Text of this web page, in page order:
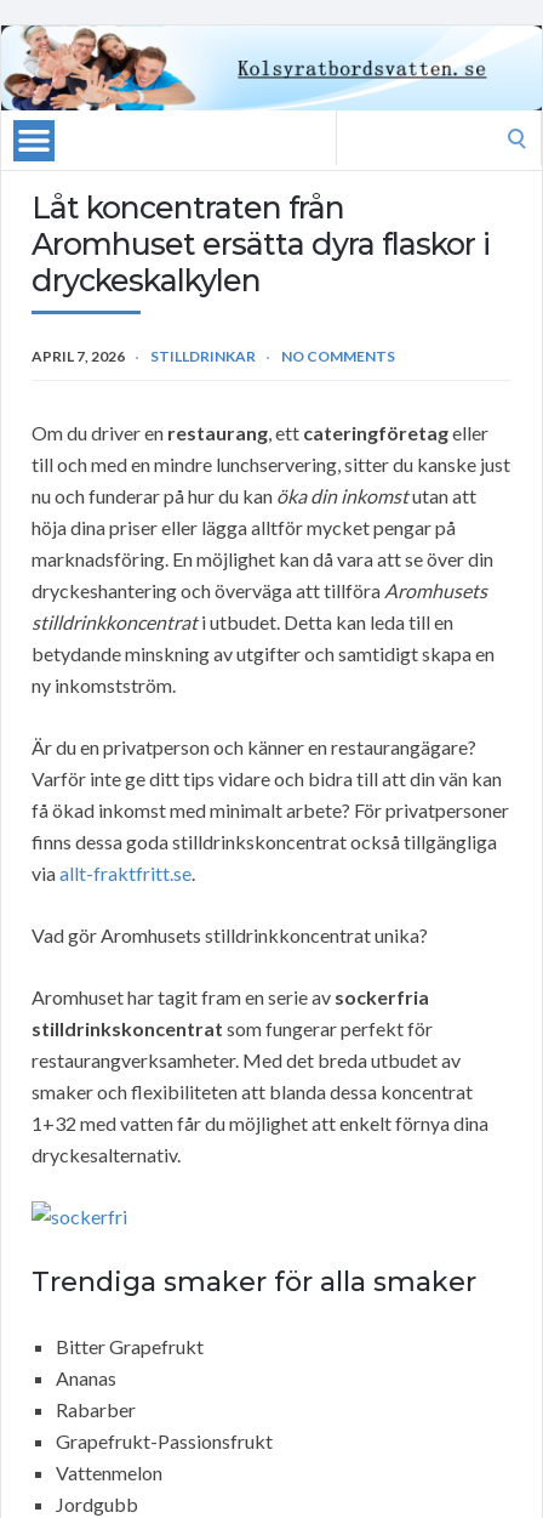
Låt koncentraten från
Aromhuset ersätta dyra flaskor i
dryckeskalkylen
APRIL 7, 2026 STILLDRINKAR NO COMMENTS
Om du driver en restaurang, ett cateringföretageller
till och med en mindre lunchservering, sitter du kanske just
nu och funderar på hur du kan öka din inkomstutan att
höja dina priser eller lägga alltför mycket pengar på
marknadsföring. En möjlighet kan då vara att se över din
dryckeshantering och överväga att tillföra Aromhusets
stilldrinkkoncentrati utbudet. Detta kan leda till en
betydande minskning av utgifter och samtidigt skapa en
ny inkomstström.
Är du en privatperson och känner en restaurangägare?
Varför inte ge ditt tips vidare och bidra till att din vän kan
få ökad inkomst med minimalt arbete? För privatpersoner
finns dessa goda stilldrinkskoncentrat också tillgängliga
viaallt-fraktfritt.se.
Vad gör Aromhusets stilldrinkkoncentrat unika?
Aromhuset har tagit fram en serie av sockerfria
stilldrinkskoncentrat som fungerar perfekt för
restaurangverksamheter. Med det breda utbudet av
smaker och flexibiliteten att blanda dessa koncentrat
1+32 med vatten får du möjlighet att enkelt förnya dina
dryckesalternativ.
Trendiga smaker för alla smaker
Bitter Grapefrukt
Ananas
Rabarber
Grapefrukt-Passionsfrukt
Vattenmelon
Jordgubb